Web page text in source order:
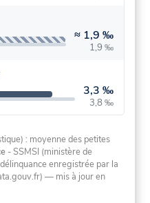
≈ 1,9 ‰
1,9 ‰
3,3 ‰
3,8 ‰
: moyenne des petites
- SSMSI (ministère de
enregistrée par la
— mis à jour en